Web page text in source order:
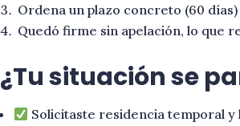
Ordena un plazo concreto (60
Quedó firme sin apelación, lo que
¿Tu situación se
Solicitaste residencia temporal y